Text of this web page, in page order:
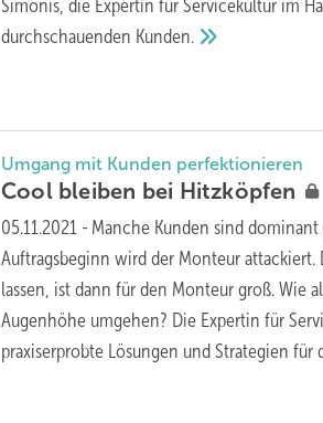
Simonis, die Expertin für Service­kultur im
durch­schauenden Kunden.
Umgang mit Kunden perfektionieren
Cool bleiben bei Hitzköpfen
05.11.2021 - Manche Kunden sind
Auftragsbeginn wird der Monteur
lassen, ist dann für den Monteur groß. Wie
Augenhöhe umgehen? Die Expertin für
praxiserprobte Lösungen und Strategien